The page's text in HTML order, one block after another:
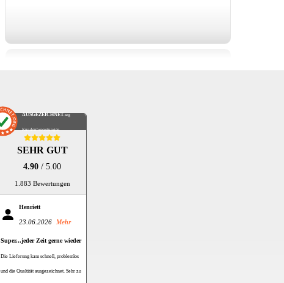
AUSGEZEICHNET .org
Kundenbewertungen
SEHR GUT
4.90/ 5.00
1.883 Bewertungen
Henriett
23.06.2026 Mehr
Super...jeder Zeit gerne wieder
Die Lieferung kam schnell, problemlos
und die Qualtität ausgezeichnet. Sehr zu